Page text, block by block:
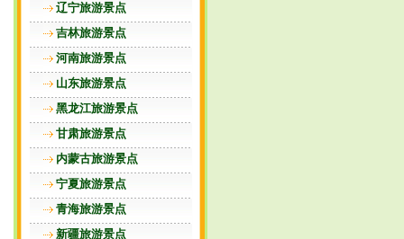
辽宁旅游景点
吉林旅游景点
河南旅游景点
山东旅游景点
黑龙江旅游景点
甘肃旅游景点
内蒙古旅游景点
宁夏旅游景点
青海旅游景点
新疆旅游景点